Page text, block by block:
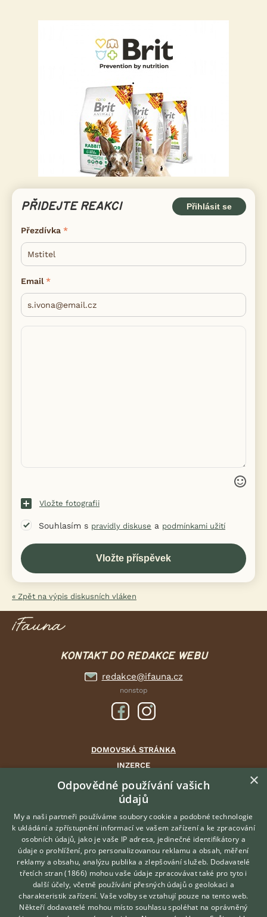
PŘIDEJTE REAKCI Přihlásit se
Přezdívka
Email
Vložte fotografii
Souhlasím s pravidly diskuse a podmínkami užití
« Zpět na výpis diskusních vláken
KONTAKT DO REDAKCE WEBU
redakce@ifauna.cz
nonstop
DOMOVSKÁ STRÁNKA
INZERCE
DISKUSE
ČLÁNKY
CHOVATELSKÉ STANICE
ATLAS
O nás
Kontakt
Možnosti zvýraznění inzerátů
Podmínky užití
Hledáte zvířecího kamaráda?
Zdarma vám poradí
VETERINÁŘ ONLINE
×
Odpovědné používání vašich
údajů
My a naši partneři používáme soubory cookie a podobné technologie
k ukládání a zpřístupnění informací ve vašem zařízení a ke zpracování
osobních údajů, jako je vaše IP adresa, jedinečné identifikátory a
údaje o prohlížení, pro personalizovanou reklamu a obsah, měření
reklamy a obsahu, analýzu publika a zlepšování služeb. Dodavatelé
třetích stran (1866) mohou vaše údaje zpracovávat také pro tyto i
další účely, včetně používání přesných údajů o geolokaci a
charakteristik zařízení. Vaše volby se vztahují pouze na tento web.
Někteří dodavatelé mohou místo souhlasu spoléhat na oprávněný